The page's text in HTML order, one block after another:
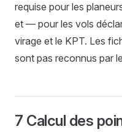
requise pour les
et — pour les vols
virage et le KPT. Les
sont pas reconnus par
7 Calcul des